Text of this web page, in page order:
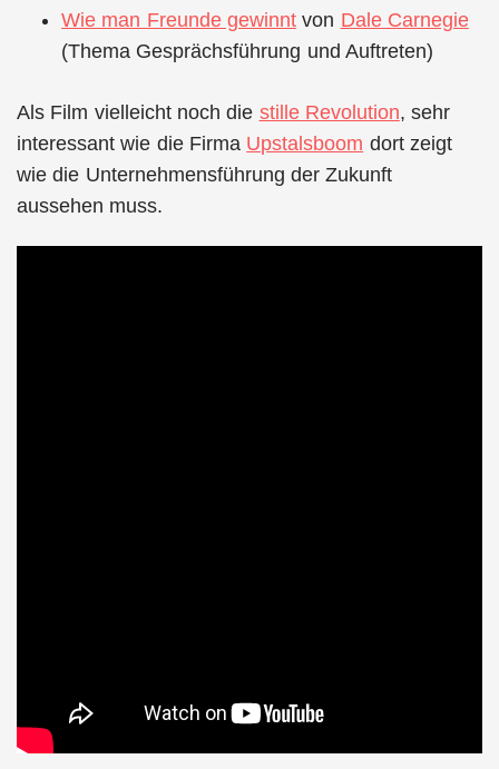
Wie man Freunde gewinntvon Dale Carnegie
(Thema Gesprächsführung und Auftreten)
Als Film vielleicht noch die stille Revolution, sehr
interessant wie die Firma Upstalsboom dort zeigt
wie die Unternehmensführung der Zukunft
aussehen muss.